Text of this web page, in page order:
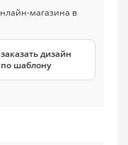
заказать дизайн
по шаблону